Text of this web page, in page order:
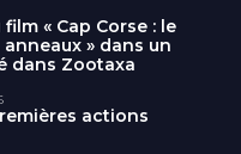
film « Cap Corse : le
» dans un
dans Zootaxa
actions